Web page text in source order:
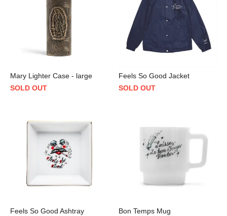
Mary Lighter Case - large
SOLD OUT
Feels So Good Jacket
SOLD OUT
Feels So Good Ashtray
Bon Temps Mug